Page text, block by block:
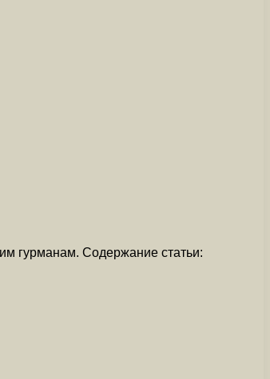
гурманам. Содержание статьи: